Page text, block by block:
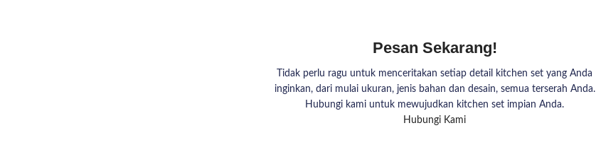
Pesan Sekarang!
Tidak perlu ragu untuk menceritakan setiap detail kitchen set yang Anda
inginkan, dari mulai ukuran, jenis bahan dan desain, semua terserah Anda.
Hubungi kami untuk mewujudkan kitchen set impian Anda.
Hubungi Kami